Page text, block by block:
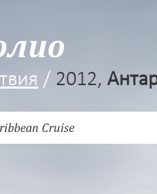
/ 2012,
Cruise